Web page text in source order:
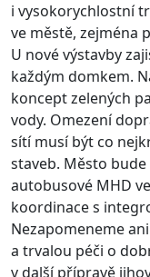
i vysokorychlostní
ve městě, zejména
U nové výstavby
každým domkem.
koncept zelených
vody. Omezení
sítí musí být co
staveb. Město
autobusové MHD
koordinace s
Nezapomeneme
a trvalou péči o
v další přípravě